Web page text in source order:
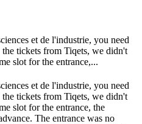
et de l'industrie, you need
tickets from Tiqets, we didn't
slot for the entrance,...
et de l'industrie, you need
tickets from Tiqets, we didn't
slot for the entrance, the
The entrance was no